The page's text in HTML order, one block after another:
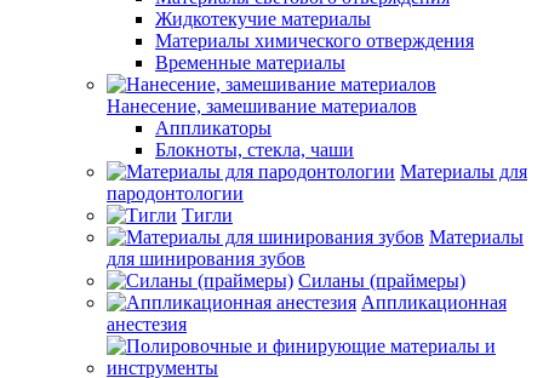
Жидкотекучие материалы
Материалы химического отверждения
Временные материалы
Нанесение, замешивание материалов
Аппликаторы
Блокноты, стекла, чаши
Материалы для
пародонтологии
Тигли
Материалы
для шинирования зубов
Силаны (праймеры)
Аппликационная
анестезия